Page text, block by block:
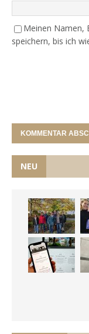
Meinen Namen,
speichern, bis ich
NEU